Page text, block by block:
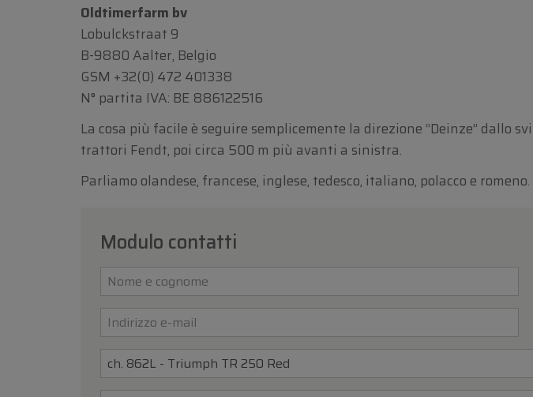
Oldtimerfarm bv
Lobulckstraat 9
B-9880 Aalter, Belgio
GSM +32(0) 472 401338
N° partita IVA: BE 886122516
La cosa più facile è seguire semplicemente la direzione “Deinze” dallo
trattori Fendt, poi circa 500 m più avanti a sinistra.
Parliamo olandese, francese, inglese, tedesco, italiano, polacco e romeno.
Modulo contatti